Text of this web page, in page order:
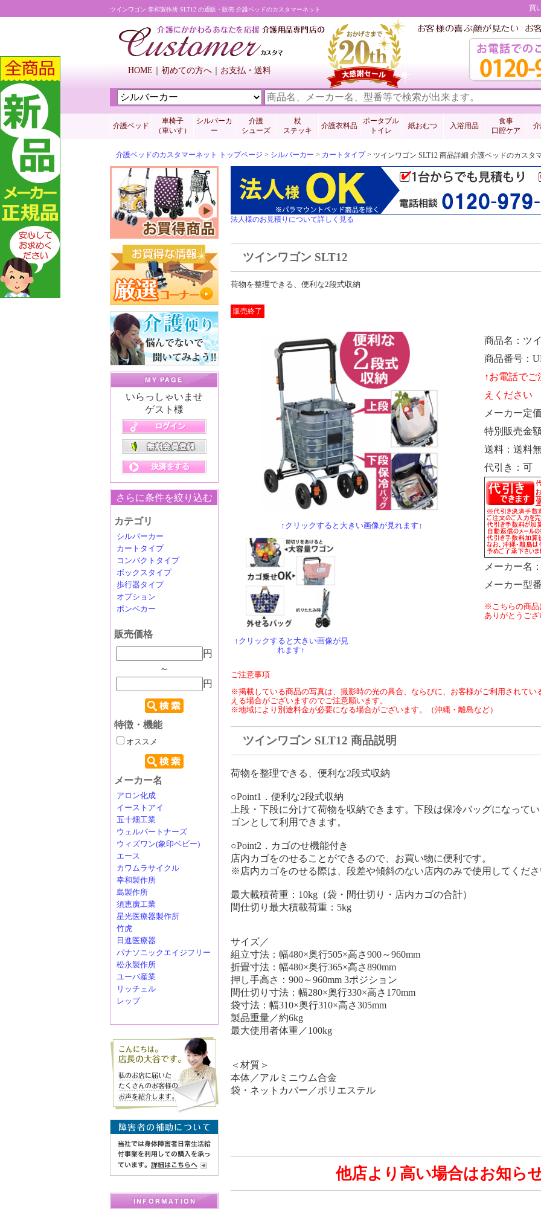
ツインワゴン 幸和製作所 SLT12 の通販・販売 介護ベッドのカスタマーネット 買
HOME 初めての方へ お支払・送料
介護ベッド
車椅子
（車いす）
シルバーカ
ー
介護
シューズ
杖
ステッキ
介護衣料品
ポータブル
トイレ
紙おむつ 入浴用品
食事
口腔ケア
介護ベッドのカスタマーネット トップページ > シルバーカー > カートタイプ> ツインワゴン SLT12 商品詳細 介護ベッドのカスタ
いらっしゃいませ
ゲスト様
さらに条件を絞り込む
カテゴリ
シルバーカー
カートタイプ
コンパクトタイプ
ボックスタイプ
歩行器タイプ
オプション
ボンベカー
販売価格
円
～
円
特徴・機能
オススメ
メーカー名
アロン化成
イーストアイ
五十畑工業
ウェルパートナーズ
ウィズワン(象印ベビー)
エース
カワムラサイクル
幸和製作所
島製作所
須恵廣工業
星光医療器製作所
竹虎
日進医療器
パナソニックエイジフリー
松永製作所
ユーバ産業
リッチェル
レップ
法人様のお見積りについて詳しく見る
ツインワゴン SLT12
荷物を整理できる、便利な2段式収納
販売終了
↑クリックすると大きい画像が見れます↑
↑クリックすると大きい画像が見
れます↑
商品名
ツ
商品番号
メーカー定
特別販売金
送料
送料
代引き
可
メーカー名
メーカー型
※こちらの商品
ありがとうご
ご注意事項
※掲載している商品の写真は、撮影時の光の具合、ならびに、お客様がご利用されて
える場合がございますのでご注意願います。
※地域により別途料金が必要になる場合がございます。（沖縄・離島など）
ツインワゴン SLT12 商品説明
荷物を整理できる、便利な2段式収納
○Point1．便利な2段式収納
上段・下段に分けて荷物を収納できます。下段は保冷バッグになって
ゴンとして利用できます。
○Point2．カゴのせ機能付き
店内カゴをのせることができるので、お買い物に便利です。
※店内カゴをのせる際は、段差や傾斜のない店内のみで使用してくだ
最大載積荷重：10kg（袋・間仕切り・店内カゴの合計）
間仕切り最大積載荷重：5kg
サイズ／
組立寸法：幅480×奥行505×高さ900～960mm
折畳寸法：幅480×奥行365×高さ890mm
押し手高さ：900～960mm 3ポジション
間仕切り寸法：幅280×奥行330×高さ170mm
袋寸法：幅310×奥行310×高さ305mm
製品重量／約6kg
最大使用者体重／100kg
＜材質＞
本体／アルミニウム合金
袋・ネットカバー／ポリエステル
他店より高い場合はお知ら